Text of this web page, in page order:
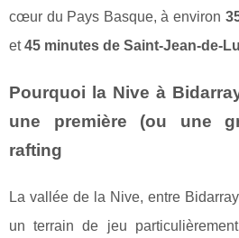
cœur du Pays Basque, à environ
et45 minutes de Saint-Jean-de-
Pourquoi la Nive à
une première (ou une
rafting
La vallée de la Nive, entre
un terrain de jeu